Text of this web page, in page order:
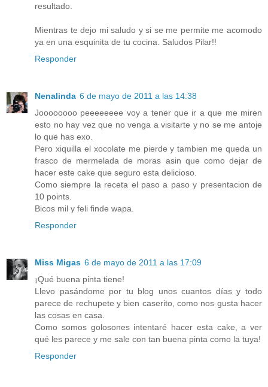
resultado.
Mientras te dejo mi saludo y si se me permite me acomodo
ya en una esquinita de tu cocina. Saludos Pilar!!
Responder
Nenalinda 6 de mayo de 2011 a las 14:38
Joooooooo peeeeeeee voy a tener que ir a que me miren
esto no hay vez que no venga a visitarte y no se me antoje
lo que has exo.
Pero xiquilla el xocolate me pierde y tambien me queda un
frasco de mermelada de moras asin que como dejar de
hacer este cake que seguro esta delicioso.
Como siempre la receta el paso a paso y presentacion de
10 points.
Bicos mil y feli finde wapa.
Responder
Miss Migas 6 de mayo de 2011 a las 17:09
¡Qué buena pinta tiene!
Llevo pasándome por tu blog unos cuantos días y todo
parece de rechupete y bien caserito, como nos gusta hacer
las cosas en casa.
Como somos golosones intentaré hacer esta cake, a ver
qué les parece y me sale con tan buena pinta como la tuya!
Responder